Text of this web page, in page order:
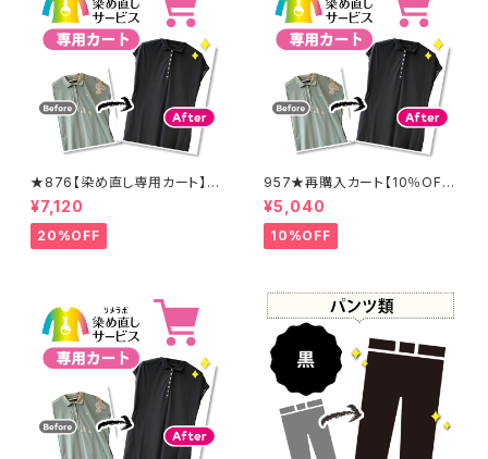
★876【染め直し専用カート】8
900円
¥7,120
20%OFF
957★再購入カート【10％OF
F】
¥5,040
10%OFF